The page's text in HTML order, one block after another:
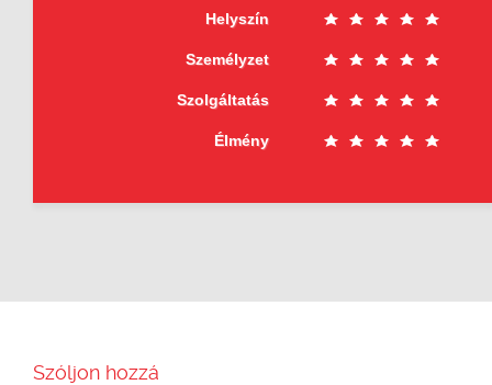
Helyszín
Személyzet
Szolgáltatás
Élmény
Szóljon hozzá